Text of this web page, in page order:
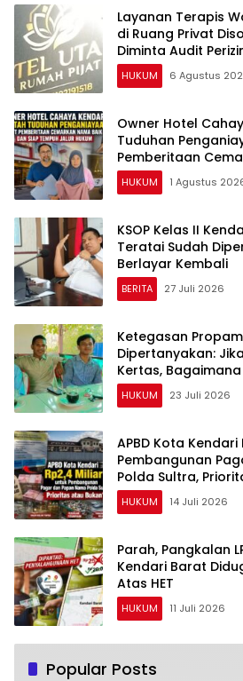
Layanan Terapis
di Ruang Privat
Diminta Audit
Utami
HUKUM 6 Agustus
Owner Hotel
Tuduhan
Pemberitaan
Siap Tempuh Jalur
HUKUM 1 Agustus
KSOP Kelas II
Teratai Sudah
Berlayar Kembali
BERITA 27 Juli 2026
Ketegasan
Dipertanyakan:
Kertas,
HUKUM 23 Juli 2026
APBD Kota
Pembangunan
Polda Sultra,
HUKUM 14 Juli 2026
Parah, Pangkalan
Kendari Barat
Atas HET
HUKUM 11 Juli 2026
Popular Posts